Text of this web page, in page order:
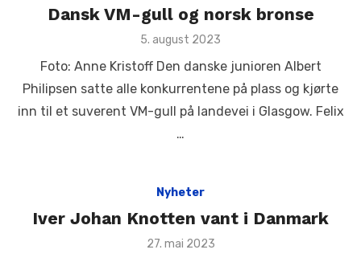
Dansk VM-gull og norsk bronse
Posted
5. august 2023
Foto: Anne Kristoff Den danske junioren Albert
Philipsen satte alle konkurrentene på plass og kjørte
inn til et suverent VM-gull på landevei i Glasgow. Felix
…
Nyheter
Iver Johan Knotten vant i Danmark
Posted
27. mai 2023